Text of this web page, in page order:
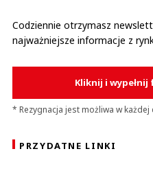
Codziennie otrzymasz
najważniejsze informacje z
Kliknij i
* Rezygnacja jest możliwa w każdej
PRZYDATNE LINKI